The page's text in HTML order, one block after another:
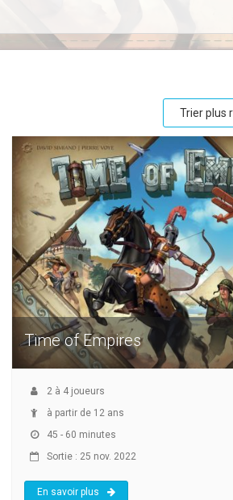
Trier plus
Time of Empires
2 à 4 joueurs
à partir de 12 ans
45 - 60 minutes
Sortie : 25 nov. 2022
En savoir plus